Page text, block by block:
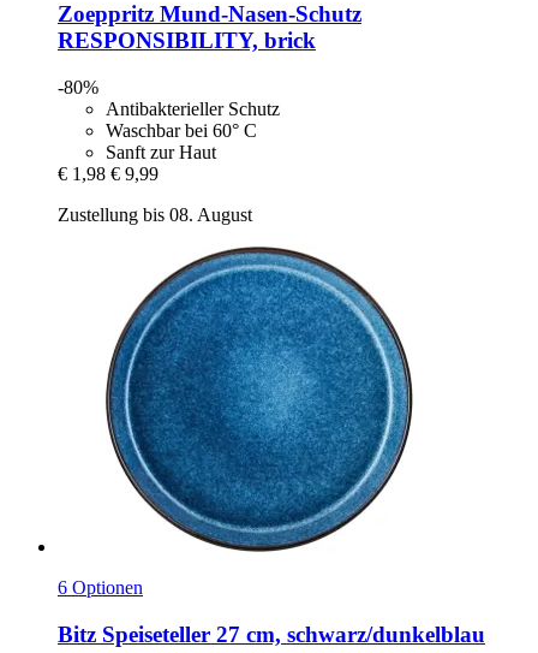
Zoeppritz Mund-​Nasen-​Schutz
RESPONSIBILITY, brick
-80%
Antibakterieller Schutz
Waschbar bei 60° C
Sanft zur Haut
€ 1,98 € 9,99
Zustellung bis 08. August
6 Optionen
Bitz Speiseteller 27 cm, schwarz/dunkelblau